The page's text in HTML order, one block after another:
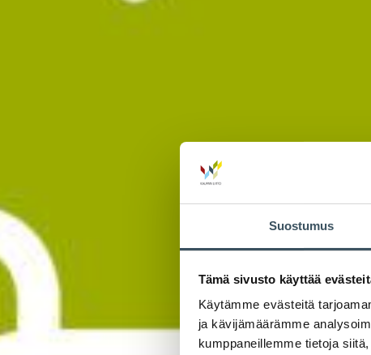
Suostumus
Tämä sivusto käyttää
Käytämme evästeitä
ja kävijämäärämme
kumppaneillemme tietoja